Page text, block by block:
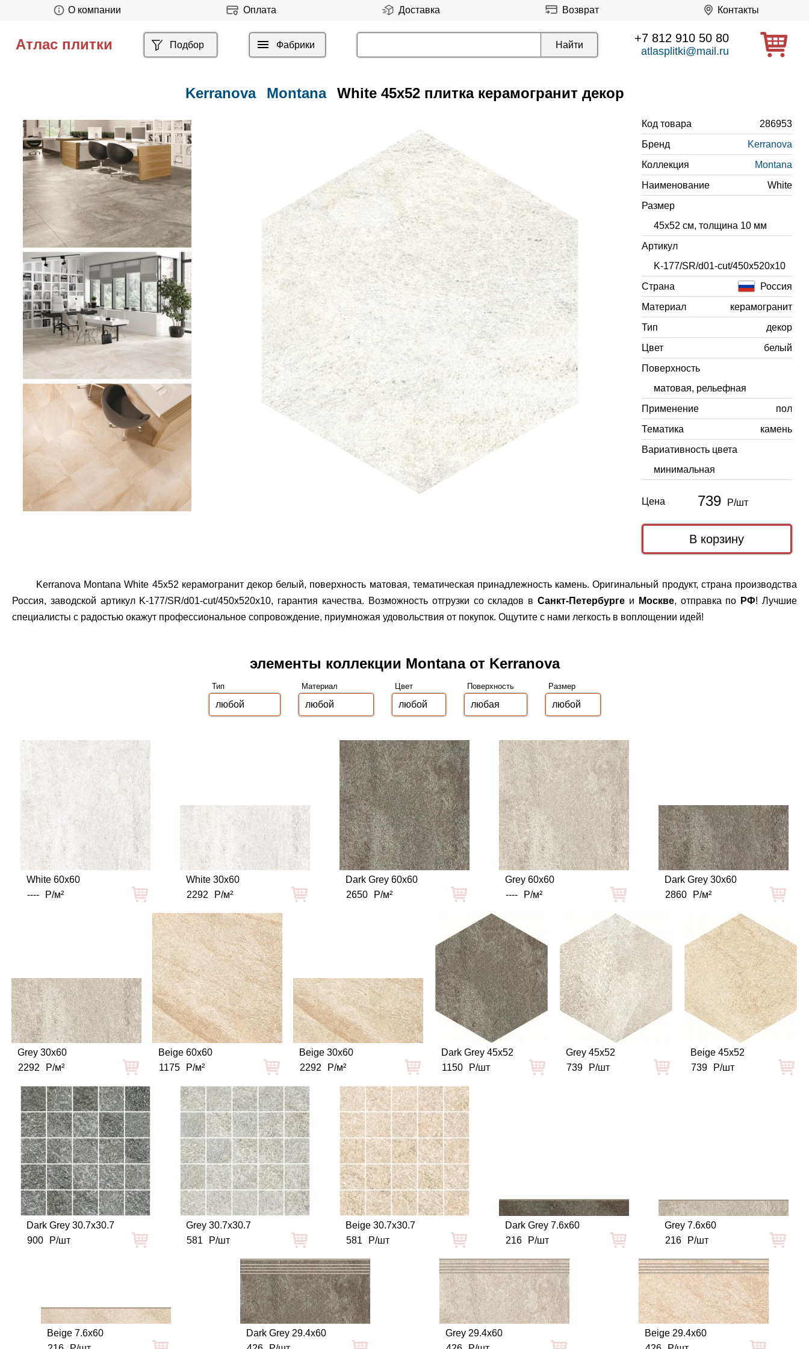
О компании Оплата Доставка Возврат Контакты
Атлас плитки Подбор Фабрики +7 812 910 50 80
atlasplitki@mail.ru
Kerranova Montana White 45x52 плитка керамогранит декор
Код товара
286953
Бренд
Kerranova
Коллекция
Montana
Наименование
White
Размер
45x52 см, толщина 10 мм
Артикул
K-177/SR/d01-cut/450x520x10
Страна
Россия
Материал
керамогранит
Тип
декор
Цвет
белый
Поверхность
матовая, рельефная
Применение
пол
Тематика
камень
Вариативность цвета
минимальная
Цена 739 Р/шт
Kerranova Montana White 45x52 керамогранит декор белый, поверхность матовая, тематическая принадлежность камень. Оригинальный продукт, страна производства
Россия, заводской артикул K-177/SR/d01-cut/450x520x10, гарантия качества. Возможность отгрузки со складов вСанкт-Петербурге и Москве, отправка по РФ! Лучшие
специалисты с радостью окажут профессиональное сопровождение, приумножая удовольствия от покупок. Ощутите с нами легкость в воплощении идей!
элементы коллекции Montana от Kerranova
Тип Материал Цвет Поверхность Размер
White 60x60
----
Р/м²
White 30x60
2292
Р/м²
Dark Grey 60x60
2650
Р/м²
Grey 60x60
----
Р/м²
Dark Grey 30x60
2860
Р/м²
Grey 30x60
2292
Р/м²
Beige 60x60
1175
Р/м²
Beige 30x60
2292
Р/м²
Dark Grey 45x52
1150
Р/шт
Grey 45x52
739
Р/шт
Beige 45x52
739
Р/шт
Dark Grey 30.7x30.7
900
Р/шт
Grey 30.7x30.7
581
Р/шт
Beige 30.7x30.7
581
Р/шт
Dark Grey 7.6x60
216
Р/шт
Grey 7.6x60
216
Р/шт
Beige 7.6x60
Dark Grey 29.4x60
Grey 29.4x60
Beige 29.4x60